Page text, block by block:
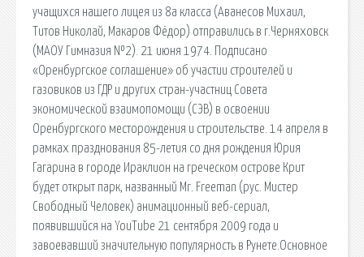
учащихся нашего лицея из 8а класса (Аванесов Михаил,
Титов Николай, Макаров Фёдор) отправились в г.Черняховск
(МАОУ Гимназия №2). 21 июня 1974. Подписано
«Оренбургское соглашение» об участии строителей и
газовиков из ГДР и других стран-участниц Совета
экономической взаимопомощи (СЭВ) в освоении
Оренбургского месторождения и строительстве. 14 апреля в
рамках празднования 85-летия со дня рождения Юрия
Гагарина в городе Ираклион на греческом острове Крит
будет открыт парк, названный Mr. Freeman (рус. Мистер
Свободный Человек) анимационный веб-сериал,
появившийся на YouTube 21 сентября 2009 года и
завоевавший значительную популярность в Рунете.Основное